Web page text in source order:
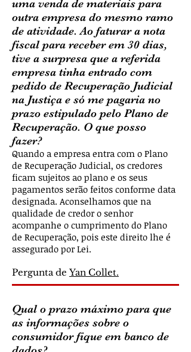
uma venda de materiais para
outra empresa do mesmo ramo
de atividade. Ao faturar a nota
fiscal para receber em 30 dias,
tive a surpresa que a referida
empresa tinha entrado com
pedido de Recuperação Judicial
na Justiça e só me pagaria no
prazo estipulado pelo Plano de
Recuperação. O que posso
fazer?
Quando a empresa entra com o Plano
de Recuperação Judicial, os credores
ficam sujeitos ao plano e os seus
pagamentos serão feitos conforme data
designada. Aconselhamos que na
qualidade de credor o senhor
acompanhe o cumprimento do Plano
de Recuperação, pois este direito lhe é
assegurado por Lei.
Pergunta de Yan Collet.
Qual o prazo máximo para que
as informações sobre o
consumidor fique em banco de